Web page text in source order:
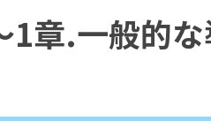
1章.一般的